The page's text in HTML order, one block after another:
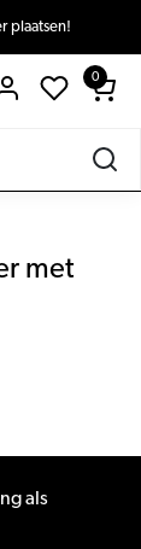
plaatsen!
0
met
als